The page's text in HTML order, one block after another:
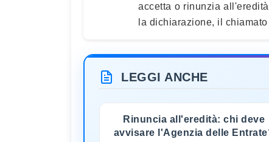
accetta o rinunzia
la dichiarazione, il
LEGGI ANCHE
Rinuncia all'eredità: chi deve
avvisare l'Agenzia delle